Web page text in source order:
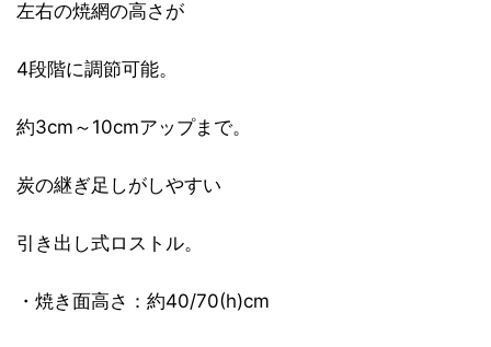
左右の焼網の高さが
4段階に調節可能。
約3cm～10cmアップまで。
炭の継ぎ足しがしやすい
引き出し式ロストル。
・焼き面高さ：約40/70(h)cm